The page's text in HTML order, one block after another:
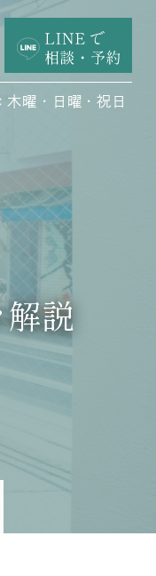
木曜・日曜・祝日
説